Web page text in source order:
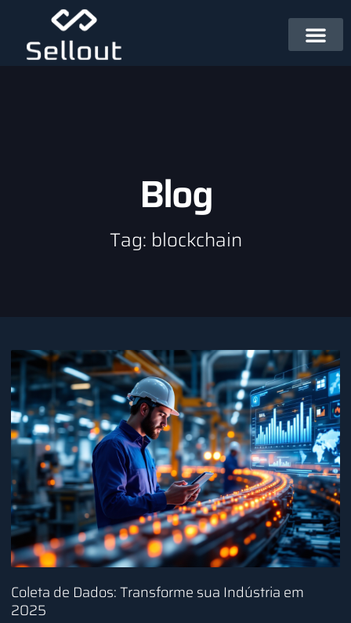
Blog
Tag: blockchain
Coleta de Dados: Transforme sua Indústria em
2025